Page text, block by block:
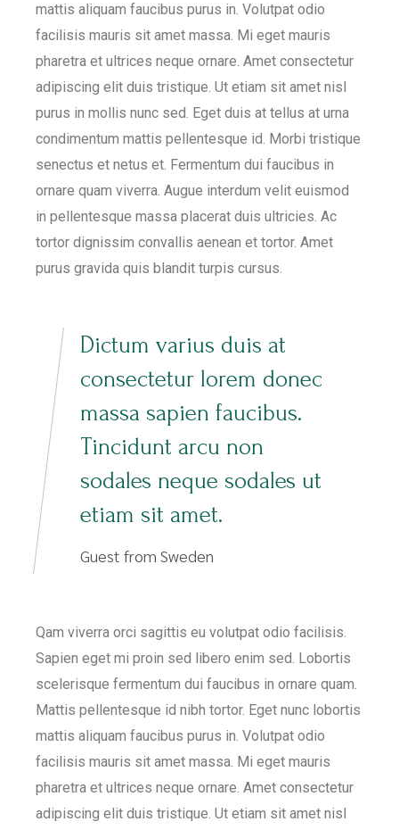
mattis aliquam faucibus purus in. Volutpat odio
facilisis mauris sit amet massa. Mi eget mauris
pharetra et ultrices neque ornare. Amet consectetur
adipiscing elit duis tristique. Ut etiam sit amet nisl
purus in mollis nunc sed. Eget duis at tellus at urna
condimentum mattis pellentesque id. Morbi tristique
senectus et netus et. Fermentum dui faucibus in
ornare quam viverra. Augue interdum velit euismod
in pellentesque massa placerat duis ultricies. Ac
tortor dignissim convallis aenean et tortor. Amet
purus gravida quis blandit turpis cursus.
Dictum varius duis at
consectetur lorem donec
massa sapien faucibus.
Tincidunt arcu non
sodales neque sodales ut
etiam sit amet.
Guest from Sweden
Qam viverra orci sagittis eu volutpat odio facilisis.
Sapien eget mi proin sed libero enim sed. Lobortis
scelerisque fermentum dui faucibus in ornare quam.
Mattis pellentesque id nibh tortor. Eget nunc lobortis
mattis aliquam faucibus purus in. Volutpat odio
facilisis mauris sit amet massa. Mi eget mauris
pharetra et ultrices neque ornare. Amet consectetur
adipiscing elit duis tristique. Ut etiam sit amet nisl